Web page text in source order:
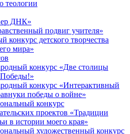
теологии
ДНК»
подвиг учителя»
конкурс детского творчества
мира»
конкурс «Две столицы
конкурс «Интерактивный
победы о войне»
конкурс
проектов «Традиции
в истории моего края»
художественный конкурс